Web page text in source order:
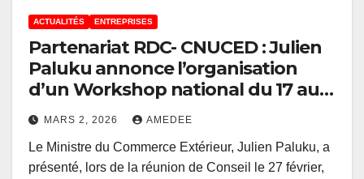
ACTUALITÉS ENTREPRISES
Partenariat RDC- CNUCED : Julien
Paluku annonce l’organisation
d’un Workshop national du 17 au
18 mars 2026 à Kinshasa sur la
diversification économique et la
croissance inclusive
MARS 2, 2026 AMEDEE
Le Ministre du Commerce Extérieur, Julien Paluku, a
présenté, lors de la réunion de Conseil le 27 février,